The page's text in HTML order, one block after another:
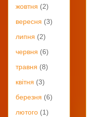
жовтня (2)
вересня (3)
липня (2)
червня (6)
травня (8)
квітня (3)
березня (6)
лютого (1)